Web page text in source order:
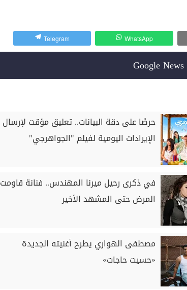
WhatsApp
Telegram
حرصًا على دقة البيانات.. تعليق مؤقت لإرسال
الإيرادات اليومية لفيلم "الجواهرجي"
في ذكرى رحيل ميرنا المهندس.. فنانة قاومت
المرض حتى المشهد الأخير
مصطفى الهواري يطرح أغنيته الجديدة
«حسيت حاجات»